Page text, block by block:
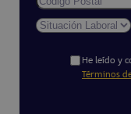
He leído y
Términos